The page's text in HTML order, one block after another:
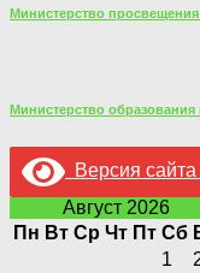
Министерство
Министерство
Версия
Август 2026
Пн Вт Ср Чт Пт Сб
1